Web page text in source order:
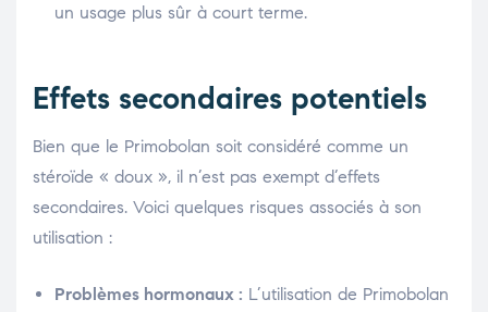
un usage plus sûr à court terme.
Effets secondaires potentiels
Bien que le Primobolan soit considéré comme un
stéroïde « doux », il n’est pas exempt d’effets
secondaires. Voici quelques risques associés à son
utilisation :
Problèmes hormonaux : L’utilisation de Primobolan